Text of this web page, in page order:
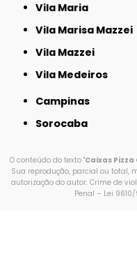
Vila Maria
Vila Marisa Mazzei
Vila Mazzei
Vila Medeiros
Campinas
Sorocaba
O conteúdo do texto "Caixas
Sua reprodução, parcial ou total,
autorização do autor. Crime de
Penal – Lei